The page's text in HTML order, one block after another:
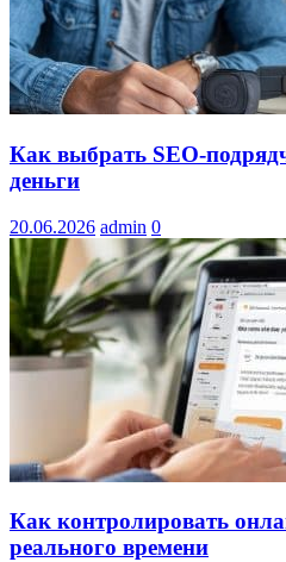
Как выбрать SEO-
деньги
20.06.2026 admin 0
Как контролировать
реального времени